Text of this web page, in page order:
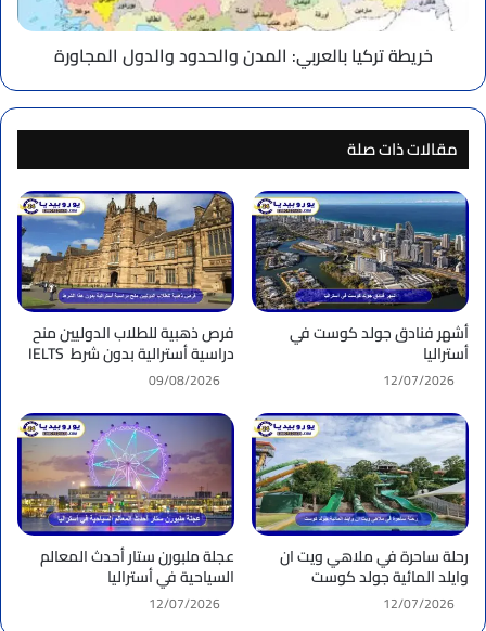
خريطة تركيا بالعربي: المدن والحدود والدول المجاورة
مقالات ذات صلة
أشهر فنادق جولد كوست في
أستراليا
12/07/2026
فرص ذهبية للطلاب الدوليين منح
دراسية أسترالية بدون شرط IELTS
09/08/2026
رحلة ساحرة في ملاهي ويت ان
وايلد المائية جولد كوست
12/07/2026
عجلة ملبورن ستار أحدث المعالم
السياحية في أستراليا
12/07/2026